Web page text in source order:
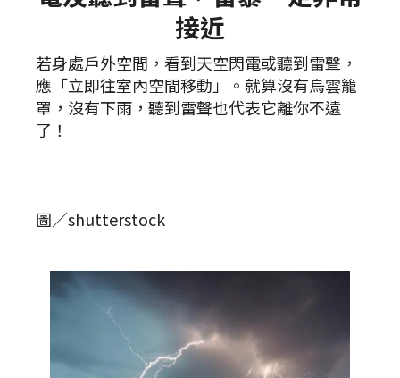
接近
若身處戶外空間，看到天空閃電或聽到雷聲，
應「立即往室內空間移動」。就算沒有烏雲籠
罩，沒有下雨，聽到雷聲也代表它離你不遠
了！
圖／shutterstock